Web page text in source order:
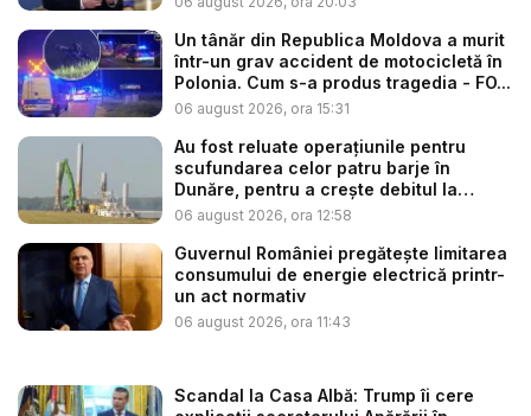
Un tânăr din Republica Moldova a murit
într-un grav accident de motocicletă în
Polonia. Cum s-a produs tragedia - FO...
06 august 2026, ora 15:31
Au fost reluate operațiunile pentru
scufundarea celor patru barje în
Dunăre, pentru a crește debitul la
cent...
06 august 2026, ora 12:58
Guvernul României pregătește limitarea
consumului de energie electrică printr-
un act normativ
06 august 2026, ora 11:43
Scandal la Casa Albă: Trump îi cere